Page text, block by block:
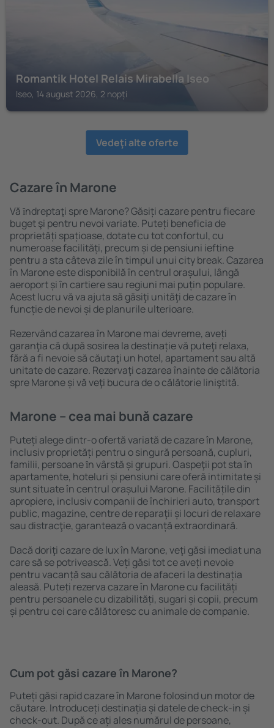
Romantik Hotel Relais Mirabella Iseo
Iseo, 14 august 2026, 2 nopți
Vedeţi alte oferte
Cazare în Marone
Vă ȋndreptaţi spre Marone? Găsiți cazare pentru fiecare
buget şi pentru nevoi variate. Puteți beneficia de
proprietăți spațioase, dotate cu tot confortul, cu
numeroase facilități, precum și de pensiuni ieftine
pentru a sta câteva zile în timpul unui city break. Cazarea
în Marone este disponibilă în centrul orașului, lângă
aeroport și în cartiere sau regiuni mai puțin populare.
Acest lucru vă va ajuta să găsiţi unităţi de cazare în
funcție de nevoi și de planurile ulterioare.
Rezervând cazarea în Marone mai devreme, aveți
garanţia că după sosirea la destinație vă puteţi relaxa,
fără a fi nevoie să căutaţi un hotel, apartament sau altă
unitate de cazare. Rezervaţi cazarea înainte de călătoria
spre Marone și vă veţi bucura de o călătorie liniştită.
Marone – cea mai bună cazare
Puteți alege dintr-o ofertă variată de cazare în Marone,
inclusiv proprietăți pentru o singură persoană, cupluri,
familii, persoane ȋn vârstă și grupuri. Oaspeţii pot sta în
apartamente, hoteluri și pensiuni care oferă intimitate și
sunt situate în centrul orașului Marone. Facilitățile din
apropiere, inclusiv companii de închirieri auto, transport
public, magazine, centre de reparaţii și locuri de relaxare
sau distracţie, garantează o vacanță extraordinară.
Dacă doriţi cazare de lux în Marone, veţi găsi imediat una
care să se potrivească. Veți găsi tot ce aveți nevoie
pentru vacanță sau călătoria de afaceri la destinația
aleasă. Puteți rezerva cazare în Marone cu facilități
pentru persoanele cu dizabilități, sugari și copii, precum
și pentru cei care călătoresc cu animale de companie.
Cum pot găsi cazare în Marone?
Puteți găsi rapid cazare în Marone folosind un motor de
căutare. Introduceți destinația și datele de check-in și
check-out. După ce ați ales numărul de persoane,